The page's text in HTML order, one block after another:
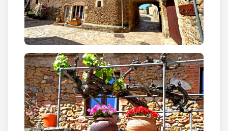
Entre murs antics i carrers estrets, el poble
continua explicant, en silenci, la seva llarga història
de continuïtat i de memòria compartida.